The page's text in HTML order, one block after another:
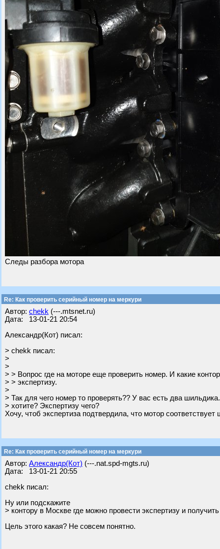
Следы разбора мотора
Re: Как проверить серийный номер на меркури
Автор: chekk (---.mtsnet.ru)
Дата: 13-01-21 20:54
Александр(Кот) писал:
> chekk писал:
>
>
> > Вопрос где на моторе еще проверить номер. И какие
> > экспертизу.
>
> Так для чего номер то проверять?? У вас есть два
> хотите? Экспертизу чего?
Хочу, чтоб экспертиза подтвердила, что мотор
Re: Как проверить серийный номер на меркури
Автор: Александр(Кот) (---.nat.spd-mgts.ru)
Дата: 13-01-21 20:55
chekk писал:
Ну или подскажите
> контору в Москве где можно провести экспертизу и
Цель этого какая? Не совсем понятно.